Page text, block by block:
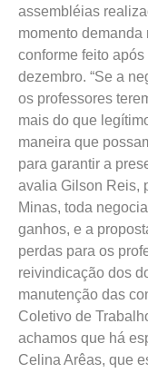
assembléias
momento
conforme feito
dezembro. “Se a
os professores
mais do que
maneira que
para garantir a
avalia Gilson Reis,
Minas, toda
ganhos, e a
perdas para os
reivindicação dos
manutenção das
Coletivo de
achamos que há
Celina Arêas, que